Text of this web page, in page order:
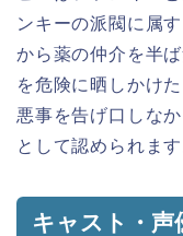
ンキーの派閥に属
から薬の仲介を半
を危険に晒しかけ
悪事を告げ口しな
として認められます
キャスト・声